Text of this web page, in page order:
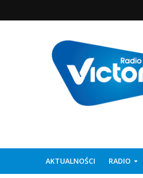
AKTUALNOŚCI RADIO